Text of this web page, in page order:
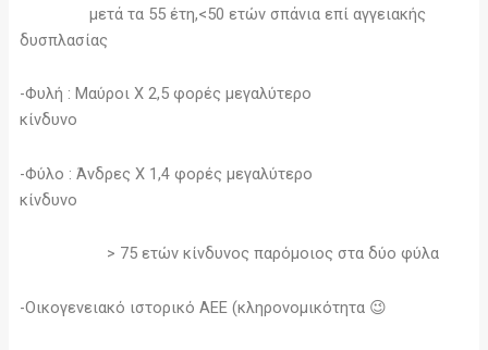
μετά τα 55 έτη,<50 ετών σπάνια επί αγγειακής
δυσπλασίας
-Φυλή : Μαύροι Χ 2,5 φορές μεγαλύτερο
κίνδυνο
-Φύλο : Άνδρες Χ 1,4 φορές μεγαλύτερο
κίνδυνο
> 75 ετών κίνδυνος παρόμοιος στα δύο φύλα
-Οικογενειακό ιστορικό ΑΕΕ (κληρονομικότητα 😉